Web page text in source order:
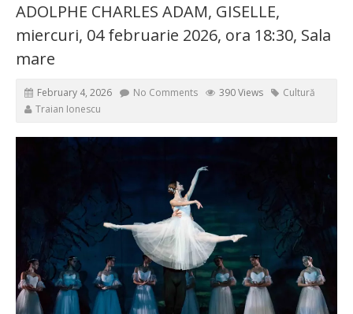
ADOLPHE CHARLES ADAM, GISELLE,
miercuri, 04 februarie 2026, ora 18:30, Sala
mare
February 4, 2026 No Comments 390 Views
Cultură
Traian Ionescu